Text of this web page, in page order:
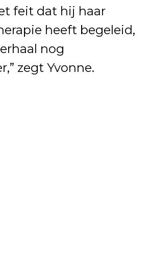
feit dat hij haar
heeft begeleid,
nog
zegt Yvonne.